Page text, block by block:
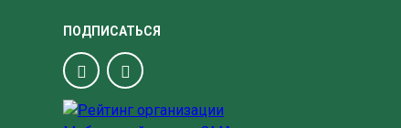
ПОДПИСАТЬСЯ